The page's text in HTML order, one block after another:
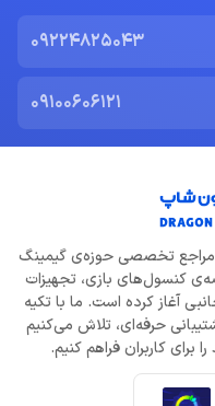
09224825043
09100606121
به‌عنوان یکی از مراجع تخصصی حوزه‌ی گیمینگ
کنسول‌های بازی، تجهیزات
آغاز کرده است. ما با تکیه
حرفه‌ای، تلاش می‌کنیم
کاربران فراهم کنیم.